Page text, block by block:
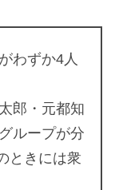
わずか4人
郎・元都知
ループが分
ときには衆